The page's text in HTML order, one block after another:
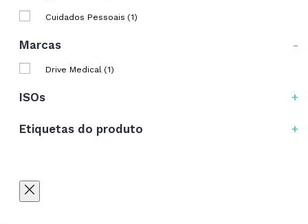
Cuidados Pessoais (1)
Marcas -
Drive Medical (1)
ISOs +
Etiquetas do produto +